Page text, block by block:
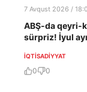
7 Avqust 2026 /
ABŞ-da qeyri-
sürpriz! İyul
İQTISADIYYAT
0 0